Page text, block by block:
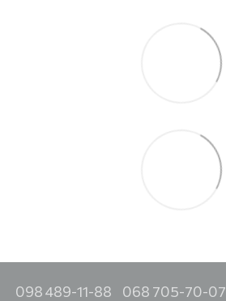
098 489-11-88 068 705-70-07